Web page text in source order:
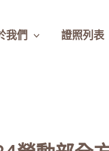
我們 證照列表